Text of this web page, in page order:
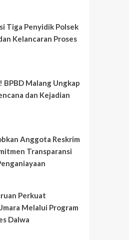
Tiga Penyidik Polsek
Kelancaran Proses
BPBD Malang Ungkap
dan Kejadian
Anggota Reskrim
Transparansi
Perkuat
Melalui Program
Dalwa